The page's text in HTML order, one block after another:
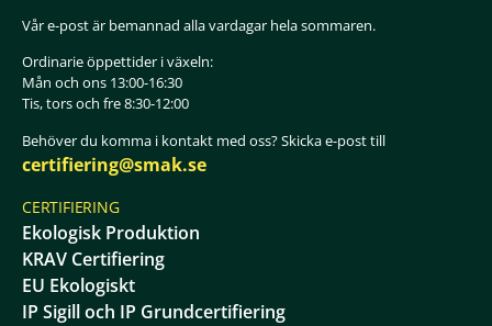
Vår e-post är bemannad alla vardagar hela sommaren.
Ordinarie öppettider i växeln:
Mån och ons 13:00-16:30
Tis, tors och fre 8:30-12:00
Behöver du komma i kontakt med oss? Skicka e-post till
certifiering@smak.se
CERTIFIERING
Ekologisk Produktion
KRAV Certifiering
EU Ekologiskt
IP Sigill och IP Grundcertifiering